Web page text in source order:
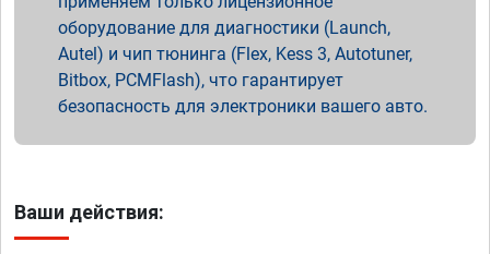
оборудование для диагностики (Launch,
Autel) и чип тюнинга (Flex, Kess 3, Autotuner,
Bitbox, PCMFlash), что гарантирует
безопасность для электроники вашего авто.
Ваши действия: